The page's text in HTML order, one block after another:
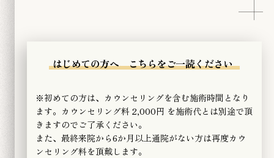
はじめての方へ​ ​こちらをご一読ください
※初めての方は、カウンセリングを含む施術時間となり
ます。 カウンセリング料 2,000円 を施術代とは別途で頂
きますのでご了承ください。
また、最終来院から6か月以上通院がない方は再度カウ
ンセリング料を頂戴します。